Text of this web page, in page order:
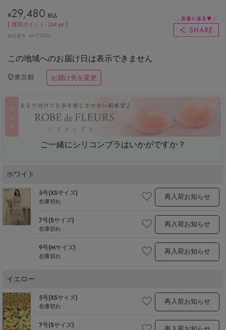
¥29,480 税込
【 獲得ポイント:268 pt 】
商品番号 ek-l1208c
この地域へのお届け日は表示できません
東京都 お届け先を変更
ご一緒にシリコンブラはいかがですか？
ホワイト
5号(XSサイズ)
在庫切れ 再入荷お知らせ
7号(Sサイズ)
在庫切れ 再入荷お知らせ
9号(Mサイズ)
在庫切れ 再入荷お知らせ
イエロー
5号(XSサイズ)
在庫切れ 再入荷お知らせ
7号(Sサイズ)